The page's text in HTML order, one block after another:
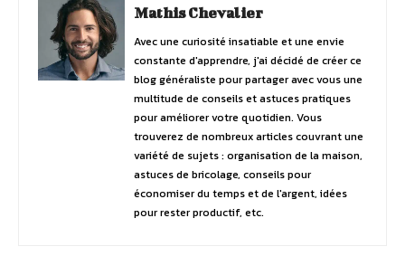
Mathis Chevalier
Avec une curiosité insatiable et une envie
constante d'apprendre, j'ai décidé de créer ce
blog généraliste pour partager avec vous une
multitude de conseils et astuces pratiques
pour améliorer votre quotidien. Vous
trouverez de nombreux articles couvrant une
variété de sujets : organisation de la maison,
astuces de bricolage, conseils pour
économiser du temps et de l'argent, idées
pour rester productif, etc.